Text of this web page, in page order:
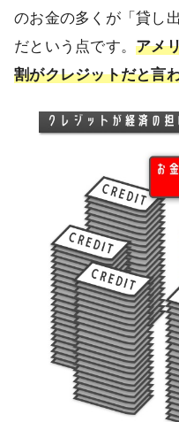
のお金の多くが「貸し
だという点です。アメ
割がクレジットだと言